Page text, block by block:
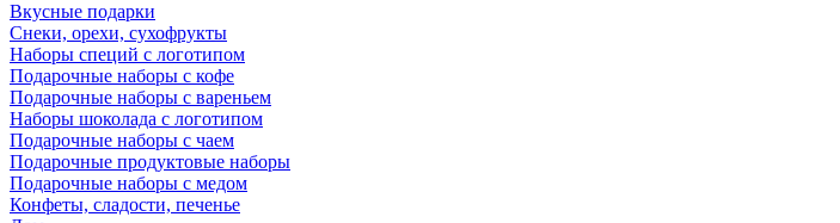
Вкусные подарки
Снеки, орехи, сухофрукты
Наборы специй с логотипом
Подарочные наборы с кофе
Подарочные наборы с вареньем
Наборы шоколада с логотипом
Подарочные наборы с чаем
Подарочные продуктовые наборы
Подарочные наборы с медом
Конфеты, сладости, печенье